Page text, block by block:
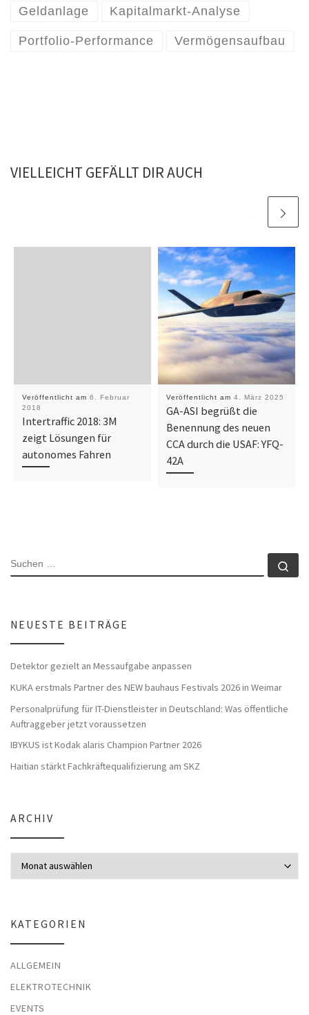
Geldanlage Kapitalmarkt-Analyse
Portfolio-Performance Vermögensaufbau
VIELLEICHT GEFÄLLT DIR AUCH
Veröffentlicht am 6. Februar
2018
Intertraffic 2018: 3M
zeigt Lösungen für
autonomes Fahren
Veröffentlicht am 4. März 2025
GA-ASI begrüßt die
Benennung des neuen
CCA durch die USAF: YFQ-
42A
SUCHE
NEUESTE BEITRÄGE
Detektor gezielt an Messaufgabe anpassen
KUKA erstmals Partner des NEW bauhaus Festivals 2026 in Weimar
Personalprüfung für IT-Dienstleister in Deutschland: Was öffentliche
Auftraggeber jetzt voraussetzen
IBYKUS ist Kodak alaris Champion Partner 2026
Haitian stärkt Fachkräftequalifizierung am SKZ
ARCHIV
KATEGORIEN
ALLGEMEIN
ELEKTROTECHNIK
EVENTS